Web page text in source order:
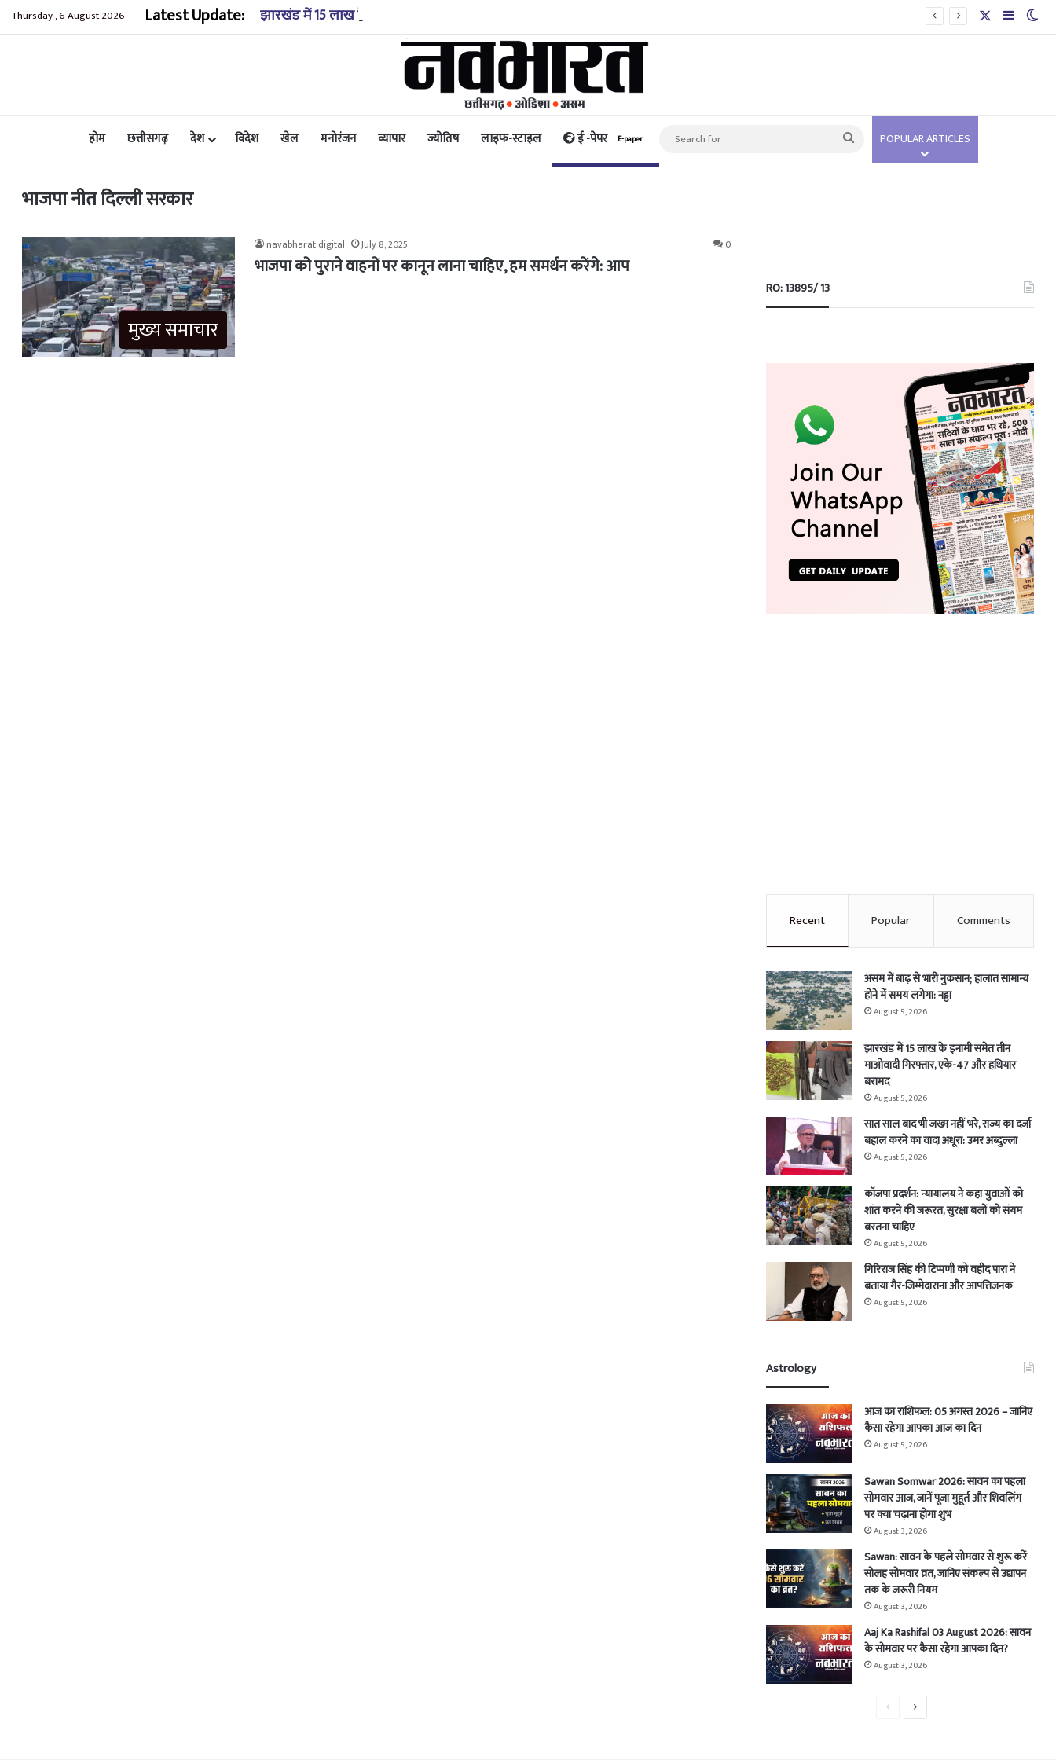
Thursday , 6 August 2026 Latest Update: झारखंड में 15 लाख के इनामी समेत तीन माओवादी गिरफ्तार, एके-47 और हथियार बरामद Sidebar
होम छत्तीसगढ़ देश विदेश खेल मनोरंजन व्यापार ज्योतिष लाइफ-स्टाइल ई -पेपर E-paper
Search
for
POPULAR ARTICLES
भाजपा नीत दिल्ली सरकार
मुख्य समाचार
navabharat digital July 8, 2025 0
भाजपा को पुराने वाहनों पर कानून लाना चाहिए, हम समर्थन करेंगे: आप
RO: 13895/ 13
Recent Popular Comments
असम में बाढ़ से भारी नुकसान; हालात सामान्य
होने में समय लगेगा: नड्डा
August 5, 2026
झारखंड में 15 लाख के इनामी समेत तीन
माओवादी गिरफ्तार, एके-47 और हथियार
बरामद
August 5, 2026
सात साल बाद भी जख्म नहीं भरे, राज्य का दर्जा
बहाल करने का वादा अधूरा: उमर अब्दुल्ला
August 5, 2026
कॉजपा प्रदर्शन: न्यायालय ने कहा युवाओं को
शांत करने की जरूरत, सुरक्षा बलों को संयम
बरतना चाहिए
August 5, 2026
गिरिराज सिंह की टिप्पणी को वहीद पारा ने
बताया गैर-जिम्मेदाराना और आपत्तिजनक
August 5, 2026
Astrology
आज का राशिफल: 05 अगस्त 2026 – जानिए
कैसा रहेगा आपका आज का दिन
August 5, 2026
Sawan Somwar 2026: सावन का पहला
सोमवार आज, जानें पूजा मुहूर्त और शिवलिंग
पर क्या चढ़ाना होगा शुभ
August 3, 2026
Sawan: सावन के पहले सोमवार से शुरू करें
सोलह सोमवार व्रत, जानिए संकल्प से उद्यापन
तक के जरूरी नियम
August 3, 2026
Aaj Ka Rashifal 03 August 2026: सावन
के सोमवार पर कैसा रहेगा आपका दिन?
August 3, 2026
PreviousNext